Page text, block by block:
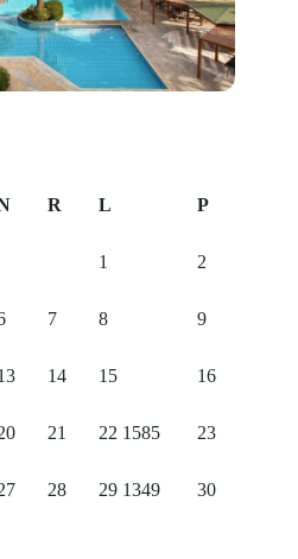
R L P
1 2
7 8 9
14 15 16
21 22 1585 23
28 29 1349 30